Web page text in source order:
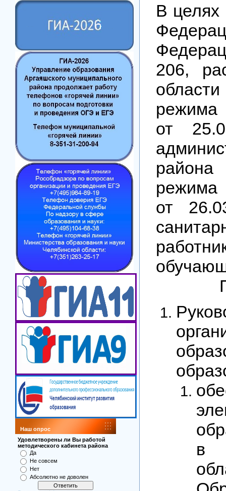
Наш опрос
Удовлетворены ли Вы работой
методического кабинета района
Да
Не совсем
Нет
Абсолютно не доволен
В целях
206,
режима
от
режима
от
в